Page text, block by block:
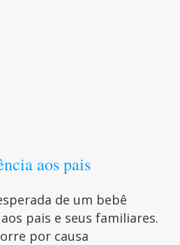
aos pais
de um bebê
pais e seus familiares.
por causa